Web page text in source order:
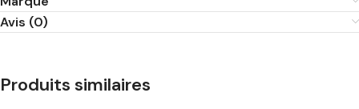
Avis (0)
Produits similaires